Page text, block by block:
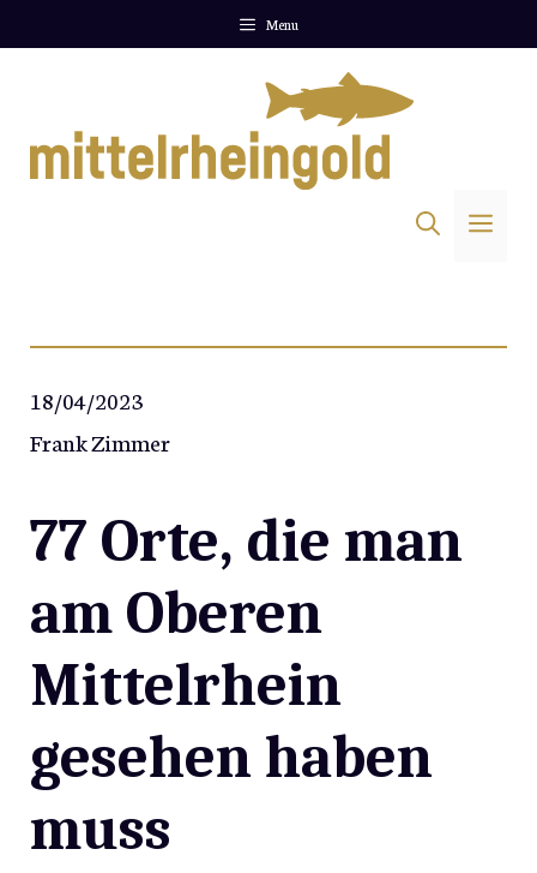
Menu
18/04/2023
Frank Zimmer
77 Orte, die man
am Oberen
Mittelrhein
gesehen haben
muss